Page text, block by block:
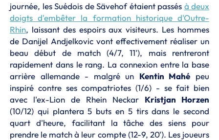
journée, les Suédois de Sävehof étaient passés à deux
doigts d'embêter la formation historique d'Outre-
Rhin, laissant des espoirs aux visiteurs. Les hommes
de Danijel Andjelkovic vont effectivement réaliser un
beau début de match (4/7, 11'), mais rentreront
rapidement dans le rang. La connexion entre la base
arrière allemande - malgré un Kentin Mahé peu
inspiré contre ses compatriotes (1/6) - se fait bien
avec l'ex-Lion de Rhein Neckar Kristjan Horzen
(10/12) qui plantera 5 buts en 5 tirs dans le second
quart d'heure, facilitant la tâche des siens pour
prendre le match à leur compte (12-9, 20'). Les joueurs